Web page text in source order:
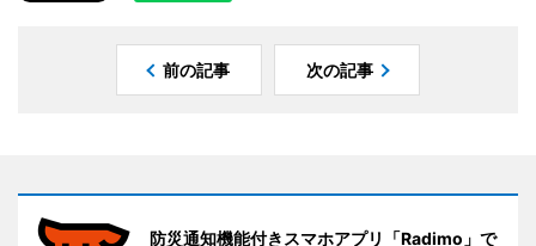
前の記事 次の記事
防災通知機能付きスマホアプリ「Radimo」で